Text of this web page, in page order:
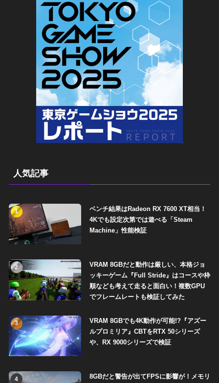
人気記事
1
ベンチ結果はRadeon RX 7600 XT相当！
4Kでも設定次第では遊べる「Steam
Machine」性能検証
2
VRAM 8GBだと動作は厳しい、本格ジョ
ッキーゲーム『Full Stride』はコースや枠
順なども考えて走ると面白い！複数GPU
でフレームレートも検証してみた
3
VRAM 8GBでも4K動作が可能!?『アズー
ルプロミリア』CBTをRTX 50シリーズ
や、RX 9000シリーズで検証
4
8GBだと警告が出てFPSに影響が！メモリ